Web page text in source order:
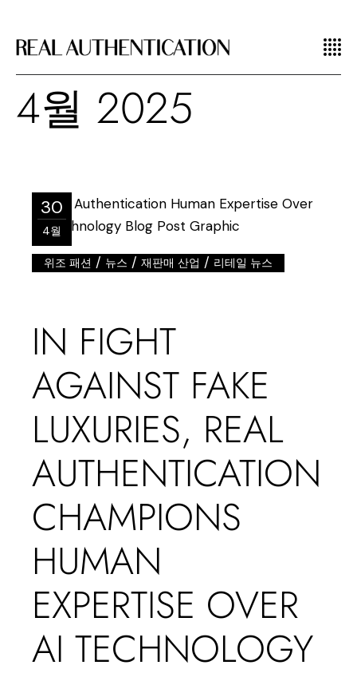
4월 2025
30
4월
위조 패션 / 뉴스 /재판매 산업 / 리테일 뉴스
IN FIGHT
AGAINST FAKE
LUXURIES, REAL
AUTHENTICATION
CHAMPIONS
HUMAN
EXPERTISE OVER
AI TECHNOLOGY